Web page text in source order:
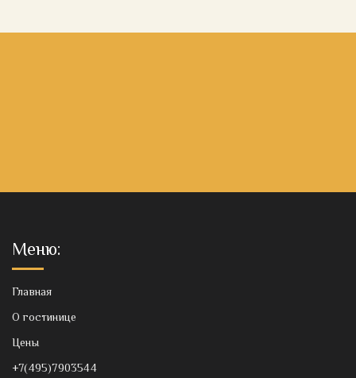
Меню:
Главная
О гостинице
Цены
+7(495)7903544